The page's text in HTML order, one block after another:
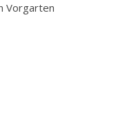
Vorgarten